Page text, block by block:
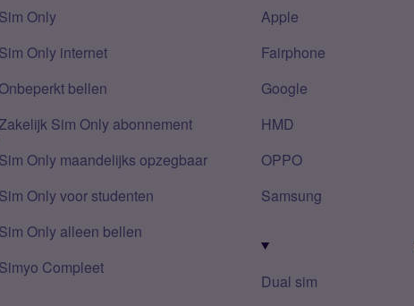
Sim Only
Sim Only internet
Onbeperkt bellen
Sim Only abonnement
Sim Only maandelijks opzegbaar
Sim Only voor studenten
Sim Only alleen bellen
Simyo Compleet
Apple
Fairphone
Google
HMD
OPPO
Samsung
Dual sim